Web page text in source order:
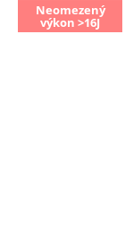
Neomezený
výkon >16J